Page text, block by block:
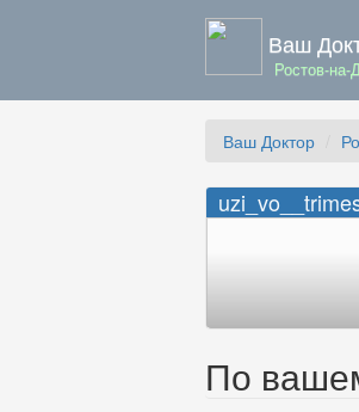
Ваш
Ростов-на-
Ваш Доктор
По